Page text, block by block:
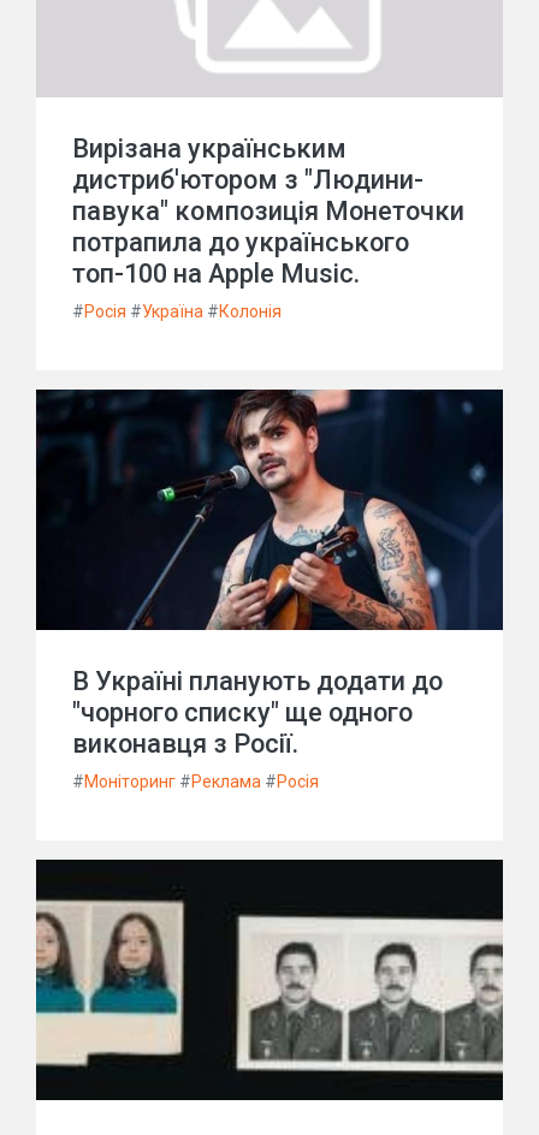
Вирізана українським
дистриб'ютором з "Людини-
павука" композиція Монеточки
потрапила до українського
топ-100 на Apple Music.
#Росія #Україна #Колонія
В Україні планують додати до
"чорного списку" ще одного
виконавця з Росії.
#Моніторинг #Реклама #Росія